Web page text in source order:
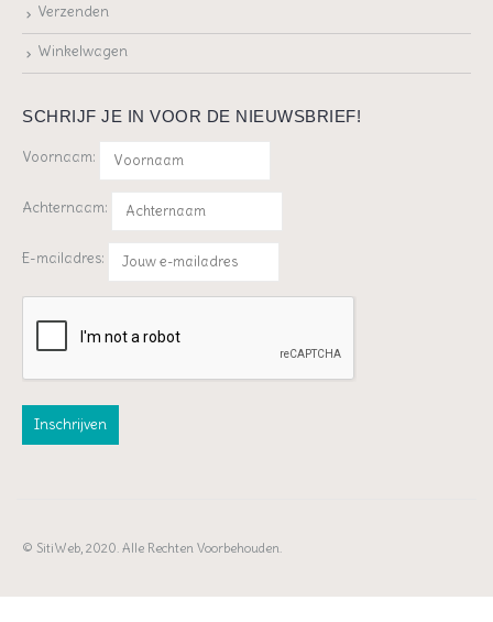
Verzenden
Winkelwagen
SCHRIJF JE IN VOOR DE NIEUWSBRIEF!
Voornaam:
Achternaam:
E-mailadres:
© SitiWeb, 2020. Alle Rechten Voorbehouden.